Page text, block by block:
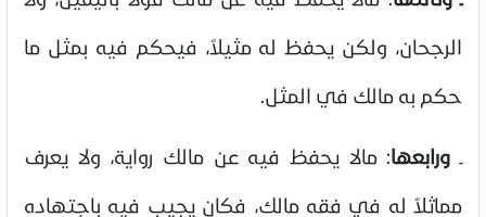
الرجحان، ولكن يحفظ له مثيلاً، فيحكم فيه بمثل ما
حكم به مالك في المثل.
ورابعها:مالا يحفظ فيه عن مالك رواية، ولا يعرف
مماثلاً له في فقه مالك، فكان يجيب فيه باجتهاده